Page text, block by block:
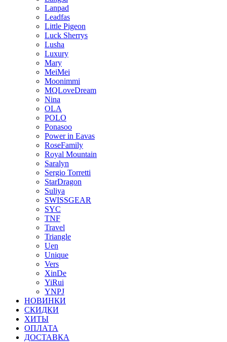
Lanpad
Leadfas
Little Pigeon
Luck Sherrys
Lusha
Luxury
Mary
MeiMei
Moonimmi
MQLoveDream
Nina
OLA
POLO
Ponasoo
Power in Eavas
RoseFamily
Royal Mountain
Saralyn
Sergio Torretti
StarDragon
Suliya
SWISSGEAR
SYC
TNF
Travel
Triangle
Uen
Unique
Vers
XinDe
YiRui
YNPJ
НОВИНКИ
СКИДКИ
ХИТЫ
ОПЛАТА
ДОСТАВКА